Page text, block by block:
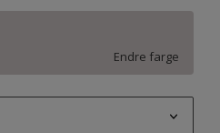
Endre farge